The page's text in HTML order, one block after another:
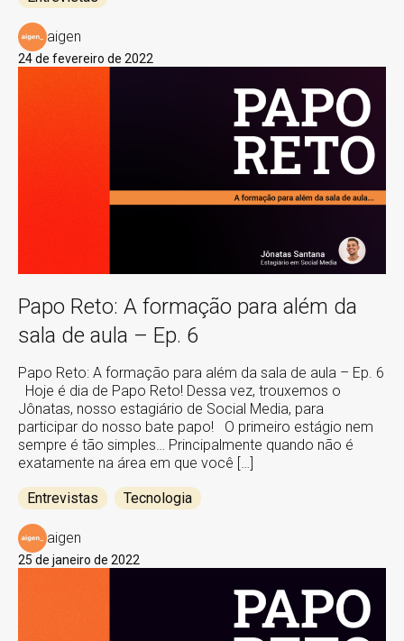
aigen
24 de fevereiro de 2022
Papo Reto: A formação para além da
sala de aula – Ep. 6
Papo Reto: A formação para além da sala de aula – Ep. 6
Hoje é dia de Papo Reto! Dessa vez, trouxemos o
Jônatas, nosso estagiário de Social Media, para
participar do nosso bate papo! O primeiro estágio nem
sempre é tão simples… Principalmente quando não é
exatamente na área em que você […]
Entrevistas Tecnologia
aigen
25 de janeiro de 2022